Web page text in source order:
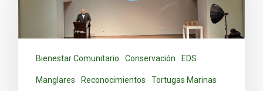
Bienestar Comunitario Conservación EDS
Manglares Reconocimientos Tortugas Marinas